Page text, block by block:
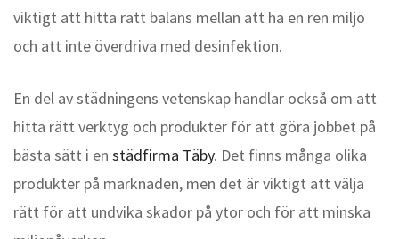
viktigt att hitta rätt balans mellan att ha en ren miljö
och att inte överdriva med desinfektion.
En del av städningens vetenskap handlar också om att
hitta rätt verktyg och produkter för att göra jobbet på
bästa sätt i en städfirma Täby. Det finns många olika
produkter på marknaden, men det är viktigt att välja
rätt för att undvika skador på ytor och för att minska